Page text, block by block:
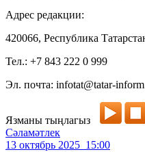
Адрес редакции:
420066, Республика
Тел.: +7 843 222 0 999
Эл. почта: infotat@tatar-
Язманы тыңлагыз
Сәламәтлек
13 октябрь 2025 15:00